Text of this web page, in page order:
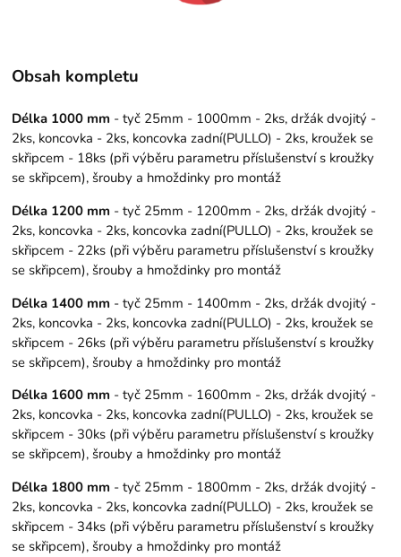
Obsah kompletu
Délka 1000 mm - tyč 25mm - 1000mm - 2ks, držák dvojitý -
2ks, koncovka - 2ks, koncovka zadní(PULLO) - 2ks, kroužek se
skřipcem - 18ks (při výběru parametru příslušenství s kroužky
se skřipcem), šrouby a hmoždinky pro montáž
Délka 1200 mm - tyč 25mm - 1200mm - 2ks, držák dvojitý -
2ks, koncovka - 2ks, koncovka zadní(PULLO) - 2ks, kroužek se
skřipcem - 22ks (při výběru parametru příslušenství s kroužky
se skřipcem), šrouby a hmoždinky pro montáž
Délka 1400 mm - tyč 25mm - 1400mm - 2ks, držák dvojitý -
2ks, koncovka - 2ks, koncovka zadní(PULLO) - 2ks, kroužek se
skřipcem - 26ks (při výběru parametru příslušenství s kroužky
se skřipcem), šrouby a hmoždinky pro montáž
Délka 1600 mm - tyč 25mm - 1600mm - 2ks, držák dvojitý -
2ks, koncovka - 2ks, koncovka zadní(PULLO) - 2ks, kroužek se
skřipcem - 30ks (při výběru parametru příslušenství s kroužky
se skřipcem), šrouby a hmoždinky pro montáž
Délka 1800 mm - tyč 25mm - 1800mm - 2ks, držák dvojitý -
2ks, koncovka - 2ks, koncovka zadní(PULLO) - 2ks, kroužek se
skřipcem - 34ks (při výběru parametru příslušenství s kroužky
se skřipcem), šrouby a hmoždinky pro montáž